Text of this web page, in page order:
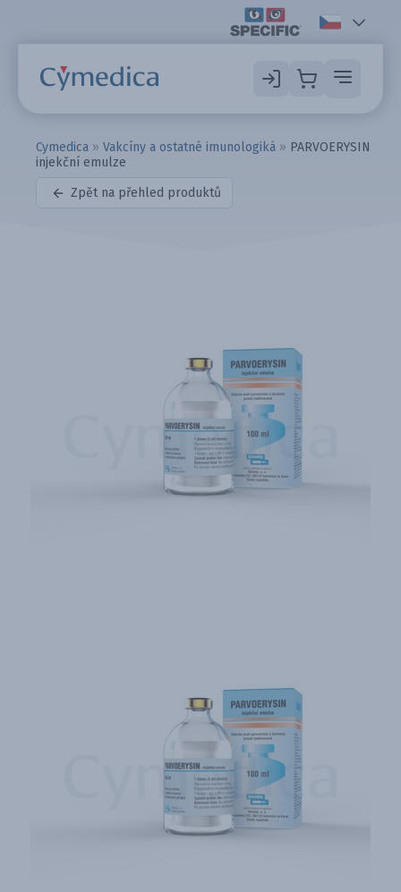
Cymedica » Vakcíny a ostatné imunologiká » PARVOERYSIN
injekční emulze
Zpět na přehled produktů